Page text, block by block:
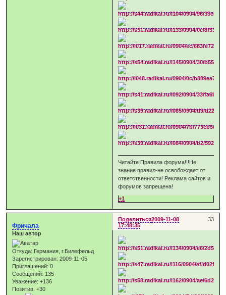
Читайте Правила форума!!!Не
знание правил-не освобождает от
ответственности! Реклама сайтов и
форумов запрещена!
+1
Поделиться 33
2009-11-08
17:48:35
Фричала
Наш автор
Откуда: Германия, г.Билефельд
Зарегистрирован: 2009-11-05
Приглашений: 0
Сообщений: 135
Уважение: +136
Позитив: +30